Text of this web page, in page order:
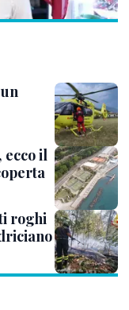
ecco il
roghi